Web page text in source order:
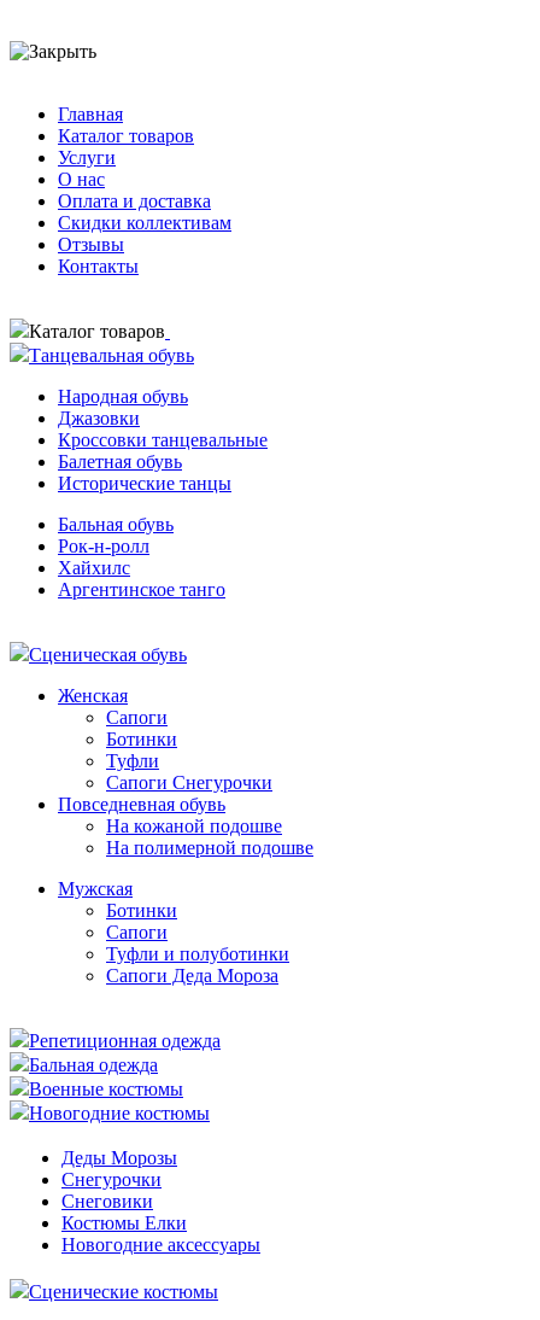
Главная
Каталог товаров
Услуги
О нас
Оплата и доставка
Скидки коллективам
Отзывы
Контакты
Каталог товаров
Танцевальная обувь
Народная обувь
Джазовки
Кроссовки танцевальные
Балетная обувь
Исторические танцы
Бальная обувь
Рок-н-ролл
Хайхилс
Аргентинское танго
Сценическая обувь
Женская
Сапоги
Ботинки
Туфли
Сапоги Снегурочки
Повседневная обувь
На кожаной подошве
На полимерной подошве
Мужская
Ботинки
Сапоги
Туфли и полуботинки
Сапоги Деда Мороза
Репетиционная одежда
Бальная одежда
Военные костюмы
Новогодние костюмы
Деды Морозы
Снегурочки
Снеговики
Костюмы Елки
Новогодние аксессуары
Сценические костюмы